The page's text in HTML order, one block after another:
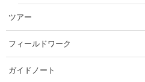
ツアー
フィールドワーク
ガイドノート